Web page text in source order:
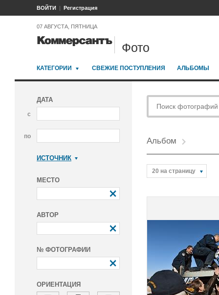
ВОЙТИ Регистрация
07 АВГУСТА, ПЯТНИЦА
Фото
КАТЕГОРИИ СВЕЖИЕ ПОСТУПЛЕНИЯ АЛЬБОМЫ
ДАТА
с
по
ИСТОЧНИК
МЕСТО
АВТОР
№ ФОТОГРАФИИ
ОРИЕНТАЦИЯ
Альбом
20 на страницу